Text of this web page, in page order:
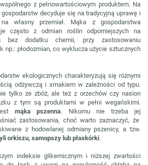
z pełnowartościowym produktem. Na
decyduje się na tradycyjną uprawę i
własny przemiał. Mąka z gospodarstwa
często z odmian roślin odporniejszych na
bez dodatku chemii, przy zastosowaniu
np.: płodozmian, co wyklucza użycie sztucznych
ekologicznych charakteryzują się różnymi
odżywczą i smakiem w zależności od typu.
tylko ze zbóż, ale też z orzechów czy nasion
z tym są produktami w pełni wegańskimi.
mąka pszenna. Nikomu nie trzeba jej
zastosowania, choć warto zaznaczyć, że
z hodowlanej odmiany pszenicy, a tzw.
orkiszu, samopszy lub płaskórki.
indeksie glikemicznym i niższej zwartości